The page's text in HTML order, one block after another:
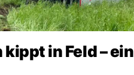
in Feld – ein